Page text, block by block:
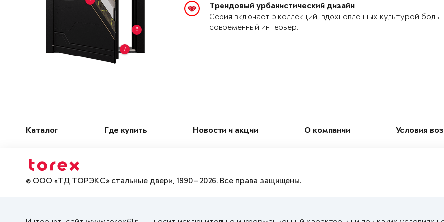
6
7
Трендовый урбанистический дизайн
Серия включает 5 коллекций, вдохновленных культурой
современный интерьер.
Каталог Где купить Новости и акции О компании Условия
© ООО «ТД ТОРЭКС» стальные двери, 1990—2026. Все права защищены.